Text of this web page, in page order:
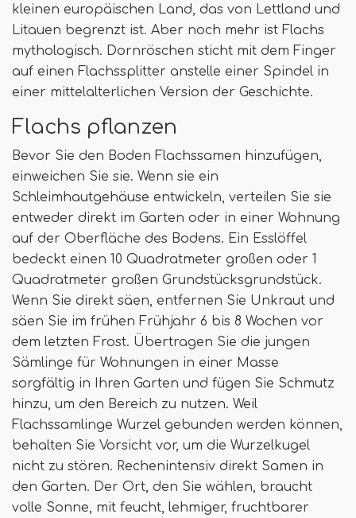
kleinen europäischen Land, das von Lettland und
Litauen begrenzt ist. Aber noch mehr ist Flachs
mythologisch. Dornröschen sticht mit dem Finger
auf einen Flachssplitter anstelle einer Spindel in
einer mittelalterlichen Version der Geschichte.
Flachs pflanzen
Bevor Sie den Boden Flachssamen hinzufügen,
einweichen Sie sie. Wenn sie ein
Schleimhautgehäuse entwickeln, verteilen Sie sie
entweder direkt im Garten oder in einer Wohnung
auf der Oberfläche des Bodens. Ein Esslöffel
bedeckt einen 10 Quadratmeter großen oder 1
Quadratmeter großen Grundstücksgrundstück.
Wenn Sie direkt säen, entfernen Sie Unkraut und
säen Sie im frühen Frühjahr 6 bis 8 Wochen vor
dem letzten Frost. Übertragen Sie die jungen
Sämlinge für Wohnungen in einer Masse
sorgfältig in Ihren Garten und fügen Sie Schmutz
hinzu, um den Bereich zu nutzen. Weil
Flachssamlinge Wurzel gebunden werden können,
behalten Sie Vorsicht vor, um die Wurzelkugel
nicht zu stören. Rechenintensiv direkt Samen in
den Garten. Der Ort, den Sie wählen, braucht
volle Sonne, mit feucht, lehmiger, fruchtbarer